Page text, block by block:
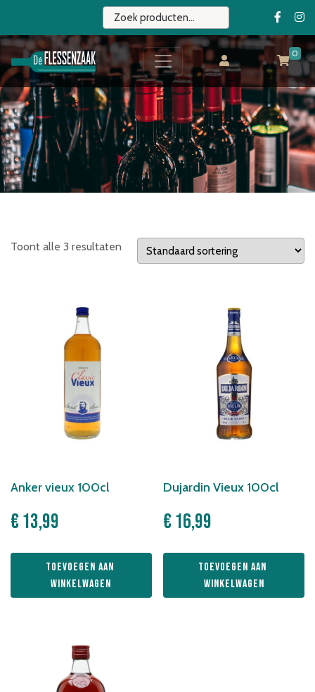
0
Toont alle 3 resultaten
Anker vieux 100cl
€13,99
Toevoegen aan
winkelwagen
Dujardin Vieux 100cl
€16,99
Toevoegen aan
winkelwagen